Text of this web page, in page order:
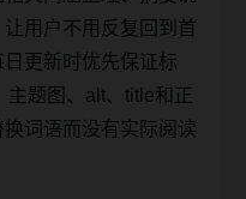
用户不用反复回到首
更新时优先保证标
题图、alt、title和正
词语而没有实际阅读